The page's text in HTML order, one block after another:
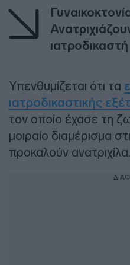
ιατροδικαστή
Υπενθυμίζεται ότι τα
ιατροδικαστικής
τον οποίο έχασε τη
μοιραίο διαμέρισμα
προκαλούν ανατριχίλα.